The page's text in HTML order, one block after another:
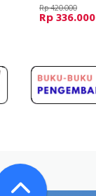
Rp 420.000
Rp 336.000